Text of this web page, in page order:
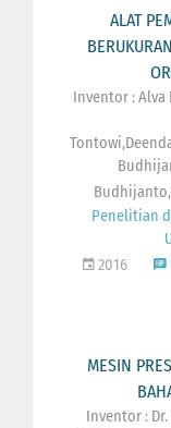
ALAT
Inventor : Alva
Penelitian
2016
MESIN
Inventor : Dr.